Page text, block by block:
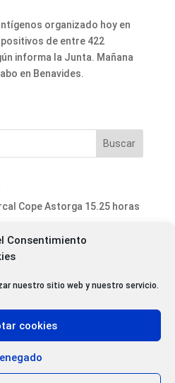
Consentimiento
nuestro sitio web y nuestro servicio.
cookies
organizado hoy en
de entre 422
informa la Junta. Mañana
en Benavides.
Cope Astorga 15.25 horas
Astorga 14.20 horas 7 de
este fin de semana un
7 de Agosto 2026
para el XXVII Torneo de
Santa Marta